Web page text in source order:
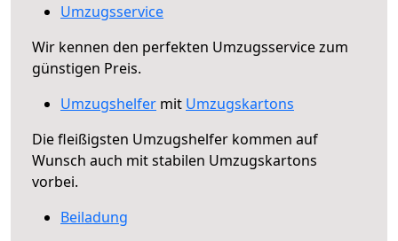
Umzugsservice
Wir kennen den perfekten Umzugsservice zum
günstigen Preis.
Umzugshelfer mit Umzugskartons
Die fleißigsten Umzugshelfer kommen auf
Wunsch auch mit stabilen Umzugskartons
vorbei.
Beiladung